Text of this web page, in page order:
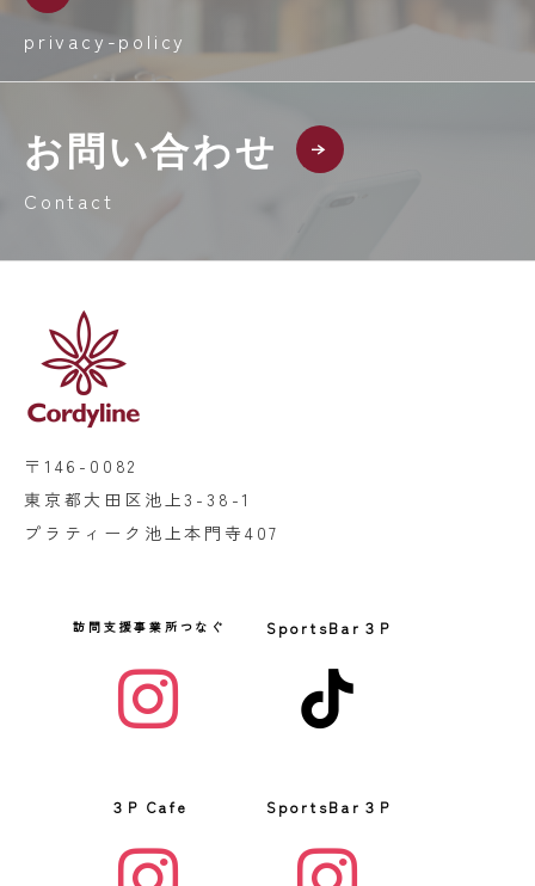
privacy-policy
お問い合わせ
Contact
〒146-0082
東京都大田区池上3-38-1
プラティーク池上本門寺407